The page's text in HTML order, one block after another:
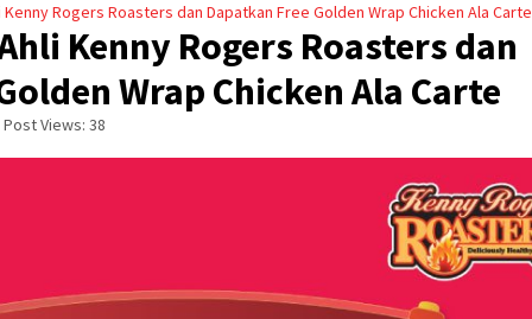
Kenny Rogers Roasters dan Dapatkan Free Golden Wrap Chicken Ala Carte
Kenny Rogers Roasters dan
Wrap Chicken Ala Carte
Post Views: 38